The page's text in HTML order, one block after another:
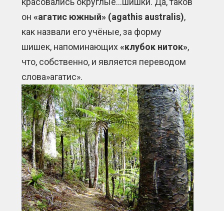
он«агатис южный» (agathis australis),
как назвали его учёные, за форму
шишек, напоминающих«клубок ниток»,
что, собственно, и является переводом
слова»агатис».